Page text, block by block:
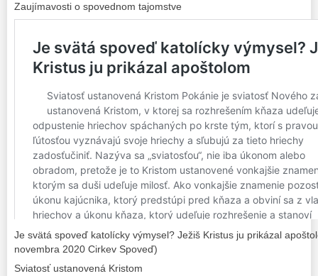
Zaujímavosti o spovednom tajomstve
Je svätá spoveď katolícky výmysel? Ježiš Kristus ju prikázal
novembra 2020 Cirkev Spoveď)
Sviatosť ustanovená Kristom